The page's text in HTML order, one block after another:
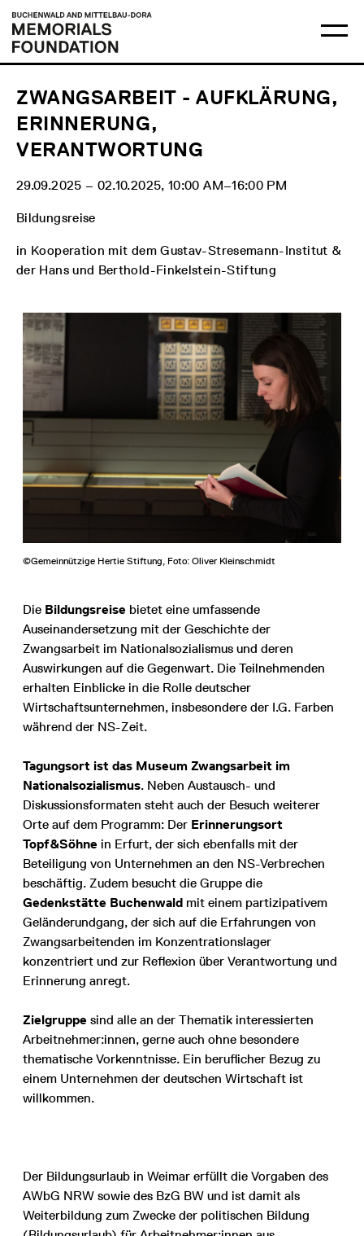
content
menu
Buchenwald
and
Mittelbau-
Dora
Memorials
ZWANGSARBEIT - AUFKLÄRUNG,
ERINNERUNG,
VERANTWORTUNG
29.09.2025 ‒ 02.10.2025, 10:00 AM‒16:00 PM
Bildungsreise
in Kooperation mit dem Gustav-Stresemann-Institut &
der Hans und Berthold-Finkelstein-Stiftung
©Gemeinnützige Hertie Stiftung, Foto: Oliver Kleinschmidt
Die Bildungsreise bietet eine umfassende
Auseinandersetzung mit der Geschichte der
Zwangsarbeit im Nationalsozialismus und deren
Auswirkungen auf die Gegenwart. Die Teilnehmenden
erhalten Einblicke in die Rolle deutscher
Wirtschaftsunternehmen, insbesondere der I.G. Farben
während der NS-Zeit.
Tagungsort ist das Museum Zwangsarbeit im
Nationalsozialismus. Neben Austausch- und
Diskussionsformaten steht auch der Besuch weiterer
Orte auf dem Programm: Der Erinnerungsort
Topf&Söhne in Erfurt, der sich ebenfalls mit der
Beteiligung von Unternehmen an den NS-Verbrechen
beschäftig. Zudem besucht die Gruppe die
Gedenkstätte Buchenwald mit einem partizipativem
Geländerundgang, der sich auf die Erfahrungen von
Zwangsarbeitenden im Konzentrationslager
konzentriert und zur Reflexion über Verantwortung und
Erinnerung anregt.
Zielgruppe sind alle an der Thematik interessierten
Arbeitnehmer:innen, gerne auch ohne besondere
thematische Vorkenntnisse. Ein beruflicher Bezug zu
einem Unternehmen der deutschen Wirtschaft ist
willkommen.
Der Bildungsurlaub in Weimar erfüllt die Vorgaben des
AWbG NRW sowie des BzG BW und ist damit als
Weiterbildung zum Zwecke der politischen Bildung